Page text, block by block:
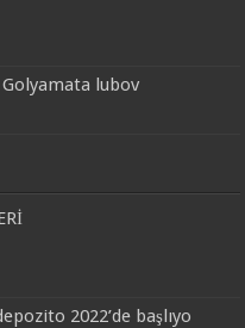
Golyamata lubov
2022’de başlıyo